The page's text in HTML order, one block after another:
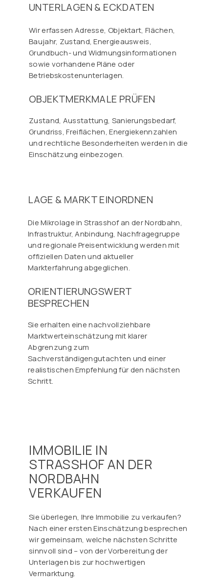
UNTERLAGEN & ECKDATEN
Wir erfassen Adresse, Objektart, Flächen,
Baujahr, Zustand, Energieausweis,
Grundbuch- und Widmungsinformationen
sowie vorhandene Pläne oder
Betriebskostenunterlagen.
OBJEKTMERKMALE PRÜFEN
Zustand, Ausstattung, Sanierungsbedarf,
Grundriss, Freiflächen, Energiekennzahlen
und rechtliche Besonderheiten werden in die
Einschätzung einbezogen.
LAGE & MARKT EINORDNEN
Die Mikrolage in Strasshof an der Nordbahn,
Infrastruktur, Anbindung, Nachfragegruppe
und regionale Preisentwicklung werden mit
offiziellen Daten und aktueller
Markterfahrung abgeglichen.
ORIENTIERUNGSWERT
BESPRECHEN
Sie erhalten eine nachvollziehbare
Marktwerteinschätzung mit klarer
Abgrenzung zum
Sachverständigengutachten und einer
realistischen Empfehlung für den nächsten
Schritt.
IMMOBILIE IN
STRASSHOF AN DER
NORDBAHN
VERKAUFEN
Sie überlegen, Ihre Immobilie zu verkaufen?
Nach einer ersten Einschätzung besprechen
wir gemeinsam, welche nächsten Schritte
sinnvoll sind – von der Vorbereitung der
Unterlagen bis zur hochwertigen
Vermarktung.